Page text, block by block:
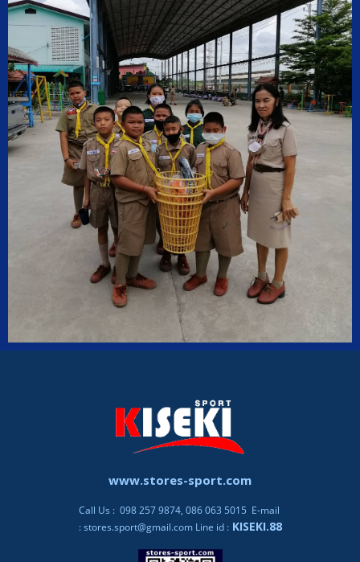
www.stores-sport.com
Call Us : 098 257 9874, 086 063 5015 E-mail
:stores.sport@gmail.com Line id :KISEKI.88